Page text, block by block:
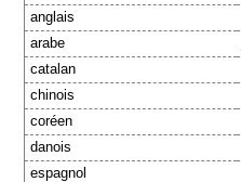
anglais
arabe
catalan
chinois
coréen
danois
espagnol